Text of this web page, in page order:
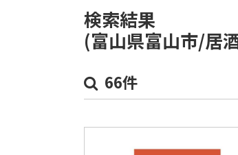
検索結果
(富山県富山市/居
66件